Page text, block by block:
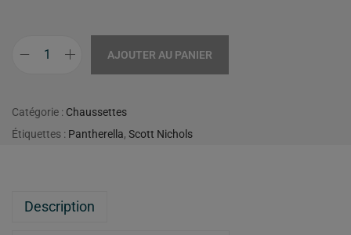
AJOUTER AU PANIER
Catégorie : Chaussettes
Étiquettes : Pantherella, Scott Nichols
Description